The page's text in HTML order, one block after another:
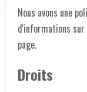
Nous avons une
d'informations sur
page.
Droits